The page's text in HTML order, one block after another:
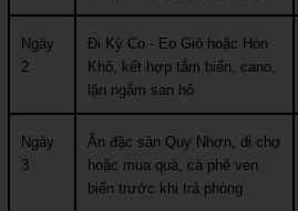
Ngày
2
Đi Kỳ Co - Eo Gió hoặc Hòn
Khô, kết hợp tắm biển, cano,
lặn ngắm san hô
Ngày
3
Ăn đặc sản Quy Nhơn, đi chợ
hoặc mua quà, cà phê ven
biển trước khi trả phòng